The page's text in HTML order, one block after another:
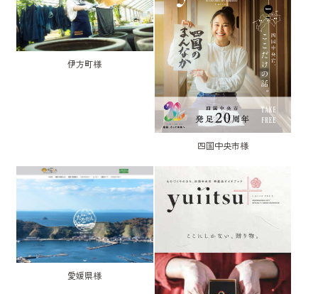
伊方町様
四国中央市様
愛媛県様